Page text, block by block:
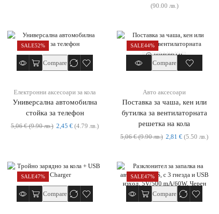
(90.00 лв.)
SALE52%
Compare
Електронни аксесоари за кола
Универсална автомобилна
стойка за телефон
5,06€ (9.90 лв.) 2,45 € (4.79 лв.)
SALE44%
ИЗЧЕРПАН
Compare
Авто аксесоари
Поставка за чаша, кен или
бутилка за вентилаторната
решетка на кола
5,06€ (9.90 лв.) 2,81 € (5.50 лв.)
SALE47%
Compare
SALE47%
Compare